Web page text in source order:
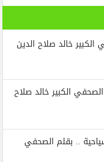
خالد صلاح الدين
الكبير خالد صلاح
.. بقلم الصحفي